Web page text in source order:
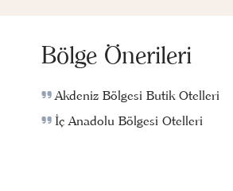
Bölge Önerileri
Akdeniz Bölgesi Butik Otelleri
İç Anadolu Bölgesi Otelleri